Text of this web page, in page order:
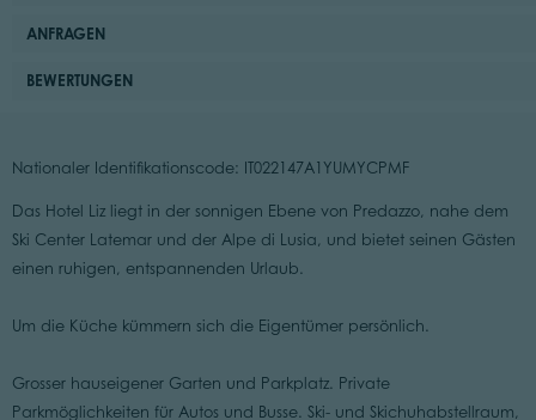
ANFRAGEN
BEWERTUNGEN
Nationaler Identifikationscode: IT022147A1YUMYCPMF
Das Hotel Liz liegt in der sonnigen Ebene von Predazzo, nahe dem
Ski Center Latemar und der Alpe di Lusia, und bietet seinen Gästen
einen ruhigen, entspannenden Urlaub.
Um die Küche kümmern sich die Eigentümer persönlich.
Grosser hauseigener Garten und Parkplatz. Private
Parkmöglichkeiten für Autos und Busse. Ski- und Skichuhabstellraum,